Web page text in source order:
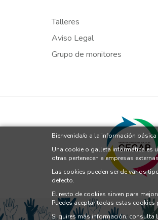
Talleres
Aviso Legal
Grupo de monitores
Bienvenida/o a la información
Una cookie o galleta informática es
otras pertenecen a empresas
Las cookies pueden ser de varios
defecto.
El resto de cookies sirven para
Puedes aceptar todas estas cookies
Si quires más información, consulta